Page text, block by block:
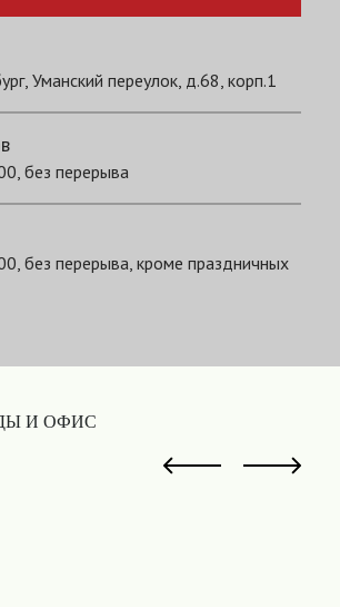
Уманский переулок, д.68, корп.1
без перерыва
без перерыва, кроме праздничных
И ОФИС